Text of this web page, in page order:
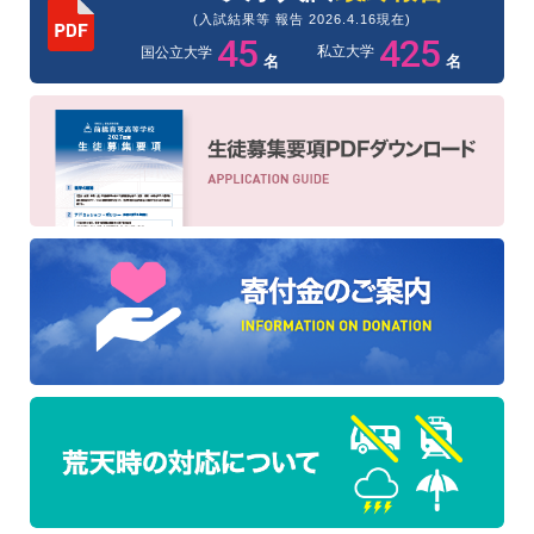
(入試結果等 報告 2026.4.16現在)
国公立大学 45 名
私立大学 425 名